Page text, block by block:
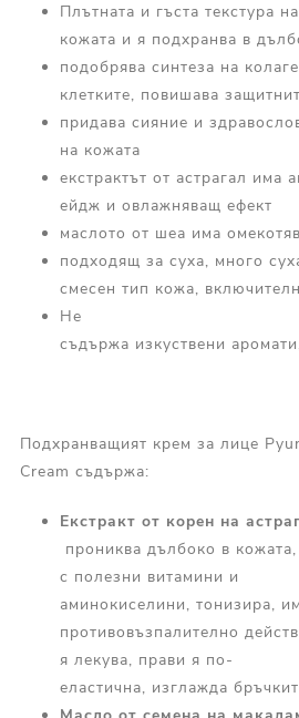
Плътната и гъста текстура
кожата и я подхранва в
подобрява синтеза на
клетките, повишава
придава сияние и
на кожата
екстрактът от астрагал има
ейдж и овлажняващ ефект
маслото от шеа има
подходящ за суха, много
смесен тип кожа,
Не
съдържа изкуствени
Подхранващият крем за лице
Cream съдържа:
Екстракт от корен на
прониква дълбоко в
с полезни витамини и
аминокиселини, тонизира,
противовъзпалително
я лекува, прави я по-
еластична, изглажда